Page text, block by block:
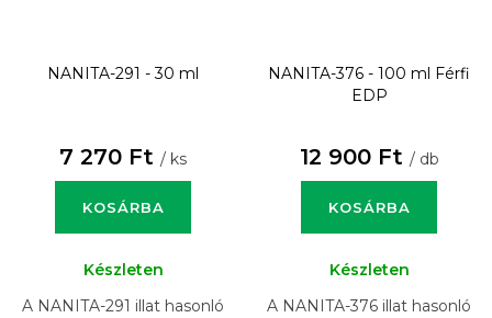
NANITA-291 - 30 ml
7 270 Ft / ks
KOSÁRBA
Készleten
A NANITA-291 illat hasonló
NANITA-376 - 100 ml
Férfi
EDP
12 900 Ft / db
KOSÁRBA
Készleten
A NANITA-376 illat hasonló